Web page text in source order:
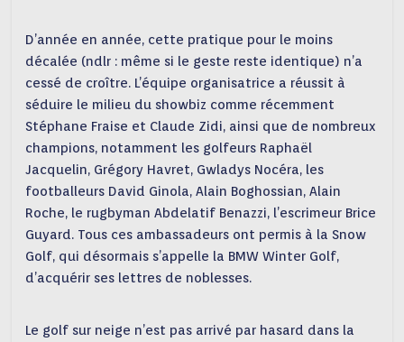
D’année en année, cette pratique pour le moins
décalée (ndlr : même si le geste reste identique) n’a
cessé de croître. L’équipe organisatrice a réussit à
séduire le milieu du showbiz comme récemment
Stéphane Fraise et Claude Zidi, ainsi que de nombreux
champions, notamment les golfeurs Raphaël
Jacquelin, Grégory Havret, Gwladys Nocéra, les
footballeurs David Ginola, Alain Boghossian, Alain
Roche, le rugbyman Abdelatif Benazzi, l’escrimeur Brice
Guyard. Tous ces ambassadeurs ont permis à la Snow
Golf, qui désormais s’appelle la BMW Winter Golf,
d’acquérir ses lettres de noblesses.
Le golf sur neige n’est pas arrivé par hasard dans la